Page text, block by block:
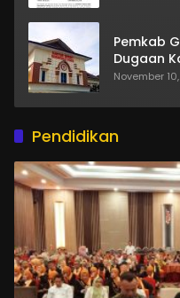
Pemkab
Dugaan
November
Pendidikan